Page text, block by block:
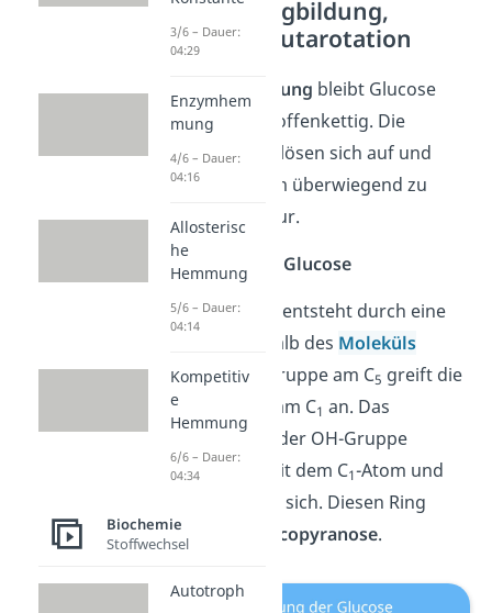
Glucose: Ringbildung,
Anomere, Mutarotation
In wässriger Lösung bleibt Glucose
nicht dauerhaft offenkettig. Die
Zuckermoleküle lösen sich auf und
ändern ihre Form überwiegend zu
einer Ringstruktur.
Ringbildung der Glucose
DieRingbildung
entsteht durch eine
Reaktion innerhalb des Moleküls
selbst. Die OH-Gruppe am C5 greift die
Aldehydgruppe am C1 an. Das
Sauerstoffatom der OH-Gruppe
verbindet sich mit dem C1-Atom und
der Ring schließt sich. Diesen Ring
nennst du
D-Glucopyranose.
3/6 – Dauer:
04:29
Enzymhem
mung
4/6 – Dauer:
04:16
Allosterisc
he
Hemmung
5/6 – Dauer:
04:14
Kompetitiv
e
Hemmung
6/6 – Dauer:
04:34
Biochemie
Stoffwechsel
Autotroph